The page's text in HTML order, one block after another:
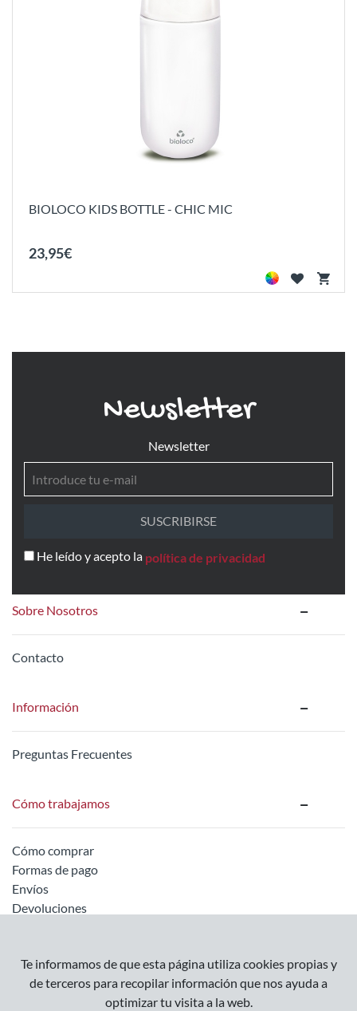
BIOLOCO KIDS BOTTLE - CHIC MIC
23,95€
Newsletter
Newsletter
SUSCRIBIRSE
He leído y acepto la política de privacidad
Sobre Nosotros
Contacto
Información
Preguntas Frecuentes
Cómo trabajamos
Cómo comprar
Formas de pago
Envíos
Devoluciones
Información legal
Te informamos de que esta página utiliza cookies propias y
de terceros para recopilar información que nos ayuda a
optimizar tu visita a la web.